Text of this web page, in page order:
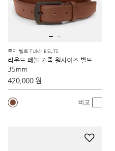
투미 벨트 TUMI BELTS
라운드 페블 가죽 원사이즈 벨트
35mm
420,000 원
비교